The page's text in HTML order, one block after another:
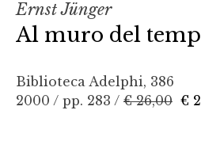
Ernst Jünger
Al muro del
Biblioteca Adelphi, 386
2000 / pp. 283 / € 26,00 €